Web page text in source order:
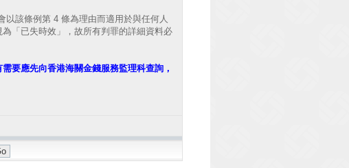
該條例第 4 條為理由而適用於與任何人
「已失時效」，故所有判罪的詳細資料必
要應先向香港海關金錢服務監理科查詢，